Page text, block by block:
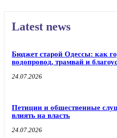
Latest news
Бюджет старой Одессы: как
водопровод, трамвай и
24.07.2026
Петиции и общественные
влиять на власть
24.07.2026